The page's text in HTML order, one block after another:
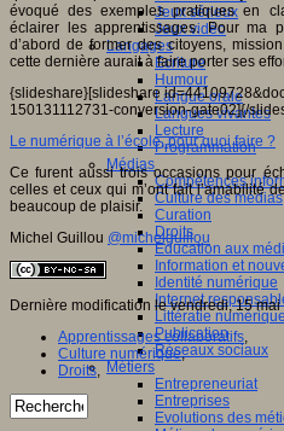
Jeux sérieux
Jeux vidéo
Langages
Ecriture
Humour
Langue orale
Langues vivantes
Lecture
Programmation
Médias
Compétences
Culture des médias
Curation
Droits
Education aux
Information et
Identité numérique
Internet
Littératie numérique
Publication
Réseaux sociaux
Métiers
Entrepreneuriat
Entreprises
Evolutions des
évoqué des exemples pratiques en
éclairer les apprentissages. Pour ma
d’abord de former des citoyens,
cette dernière aurait à faire porter ses
{slideshare}[slideshare
150131112731-conversion-gate02]{/
Le numérique à l’école, pour quoi faire ?
Ce furent aussi trois occasions pour
celles et ceux qui m’ont fait l’amabilité
beaucoup de plaisir.
Michel Guillou @michelguillou
Dernière modification le vendredi, 15 mai
Apprentissages collaboratifs,
Culture numérique,
Droits,